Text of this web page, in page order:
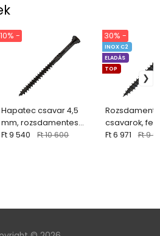
Hapatec csavar 4,5
mm, rozsdamentes
acél C1, fekete (200 db)
10% -
Ft 9 540 Ft 10 600
csavarok,
mm (200 db
INOX C2
ELADÁS
TOP
30% -
Ft 6 971 Ft 9